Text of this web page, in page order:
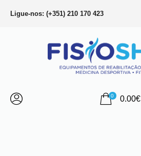
Ligue-nos: (+351) 210 170 423
0 0.00€